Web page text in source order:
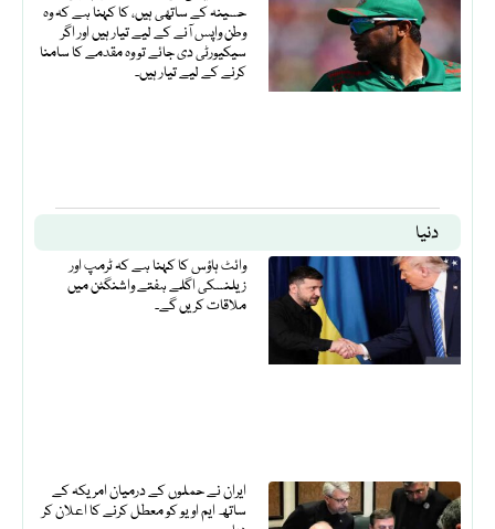
حسینہ کے ساتھی ہیں، کا کہنا ہے کہ وہ
وطن واپس آنے کے لیے تیار ہیں اور اگر
سیکیورٹی دی جائے تو وہ مقدمے کا سامنا
کرنے کے لیے تیار ہیں۔
دنیا
وائٹ ہاؤس کا کہنا ہے کہ ٹرمپ اور
زیلنسکی اگلے ہفتے واشنگٹن میں
ملاقات کریں گے۔
ایران نے حملوں کے درمیان امریکہ کے
ساتھ ایم او یو کو معطل کرنے کا اعلان کر